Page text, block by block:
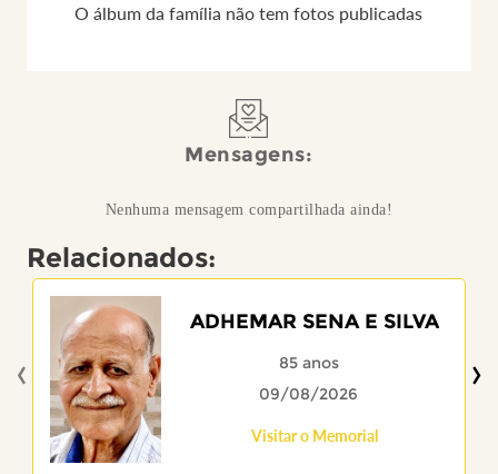
O álbum da família não tem fotos publicadas
Mensagens:
Nenhuma mensagem compartilhada ainda!
Relacionados:
ADHEMAR SENA E SILVA
85 anos
09/08/2026
Visitar o Memorial
‹ ›